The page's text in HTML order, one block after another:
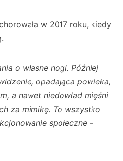
w 2017 roku, kiedy
o własne nogi. Później
opadająca powieka,
a nawet niedowład mięśni
za mimikę. To wszystko
społeczne –